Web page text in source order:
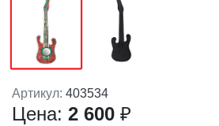
Артикул: 403534
Цена: 2 600 ₽